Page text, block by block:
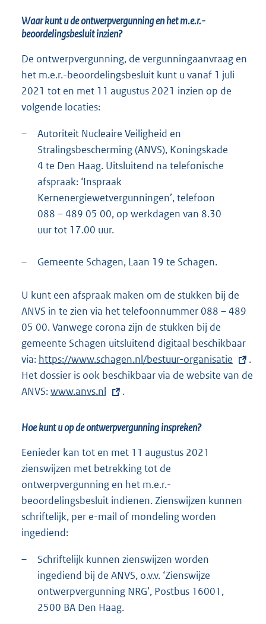
Waar kunt u de ontwerpvergunning en het m.e.r.-
beoordelingsbesluit inzien?
De ontwerpvergunning, de vergunningaanvraag en
het m.e.r.-beoordelingsbesluit kunt u vanaf 1 juli
2021 tot en met 11 augustus 2021 inzien op de
volgende locaties:
–
Autoriteit Nucleaire Veiligheid en
Stralingsbescherming (ANVS), Koningskade
4 te Den Haag. Uitsluitend na telefonische
afspraak: ‘Inspraak
Kernenergiewetvergunningen’, telefoon
088 – 489 05 00, op werkdagen van 8.30
uur tot 17.00 uur.
– Gemeente Schagen, Laan 19 te Schagen.
U kunt een afspraak maken om de stukken bij de
ANVS in te zien via het telefoonnummer 088 – 489
05 00. Vanwege corona zijn de stukken bij de
gemeente Schagen uitsluitend digitaal beschikbaar
via: E
x
t
r
e
l
i
n
k
:
https://www.schagen.nl/bestuur-organisatie
.
Het dossier is ook beschikbaar via de website van de
ANVS:E
t
r
n
e
l
i
n
www.anvs.nl .
Hoe kunt u op de ontwerpvergunning inspreken?
Eenieder kan tot en met 11 augustus 2021
zienswijzen met betrekking tot de
ontwerpvergunning en het m.e.r.-
beoordelingsbesluit indienen. Zienswijzen kunnen
schriftelijk, per e-mail of mondeling worden
ingediend:
–
Schriftelijk kunnen zienswijzen worden
ingediend bij de ANVS, o.v.v. ‘Zienswijze
ontwerpvergunning NRG’, Postbus 16001,
2500 BA Den Haag.